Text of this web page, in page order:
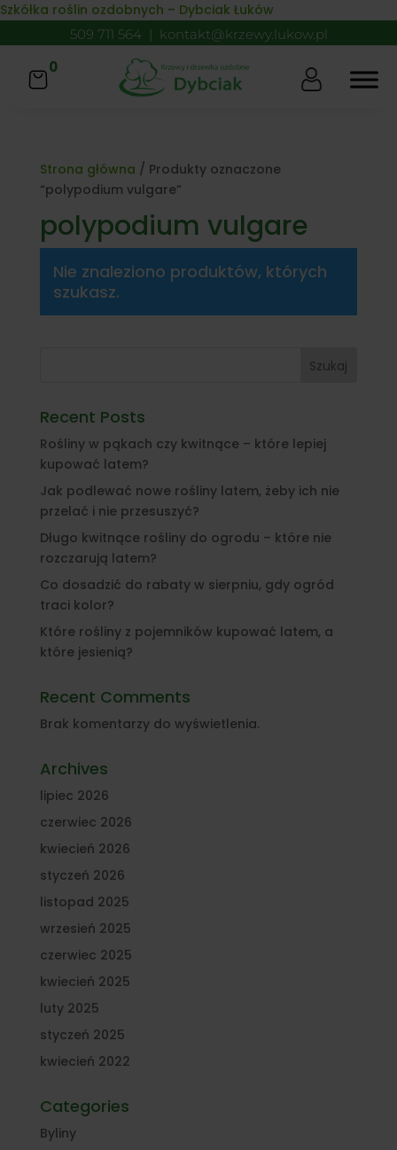
Skip to content
Szkółka roślin ozdobnych – Dybciak Łuków
509 711 564 | kontakt@krzewy.lukow.pl
0
Strona główna / Produkty oznaczone
“polypodium vulgare”
polypodium vulgare
Nie znaleziono produktów, których
szukasz.
Szukaj
Recent Posts
Rośliny w pąkach czy kwitnące – które lepiej
kupować latem?
Jak podlewać nowe rośliny latem, żeby ich nie
przelać i nie przesuszyć?
Długo kwitnące rośliny do ogrodu – które nie
rozczarują latem?
Co dosadzić do rabaty w sierpniu, gdy ogród
traci kolor?
Które rośliny z pojemników kupować latem, a
które jesienią?
Recent Comments
Brak komentarzy do wyświetlenia.
Archives
lipiec 2026
czerwiec 2026
kwiecień 2026
styczeń 2026
listopad 2025
wrzesień 2025
czerwiec 2025
kwiecień 2025
luty 2025
styczeń 2025
kwiecień 2022
Categories
Byliny